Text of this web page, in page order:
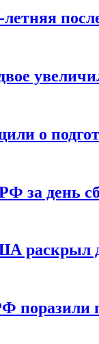
о
за день
раскрыл
поразили